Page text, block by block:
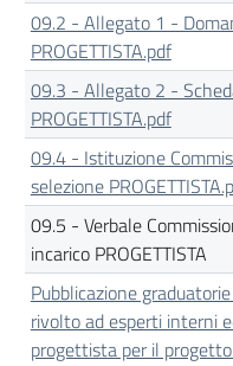
09.2 - Allegato 1 -
PROGETTISTA.pdf
09.3 - Allegato 2 -
PROGETTISTA.pdf
09.4 - Istituzione
selezione
09.5 - Verbale
incarico PROGETTISTA
Pubblicazione
rivolto ad esperti interni
progettista per il